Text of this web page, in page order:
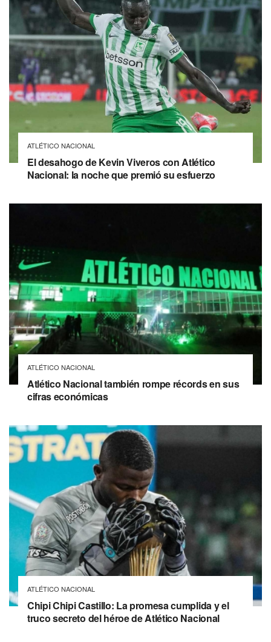
ATLÉTICO NACIONAL
El desahogo de Kevin Viveros con Atlético
Nacional: la noche que premió su esfuerzo
ATLÉTICO NACIONAL
Atlético Nacional también rompe récords en sus
cifras económicas
ATLÉTICO NACIONAL
Chipi Chipi Castillo: La promesa cumplida y el
truco secreto del héroe de Atlético Nacional